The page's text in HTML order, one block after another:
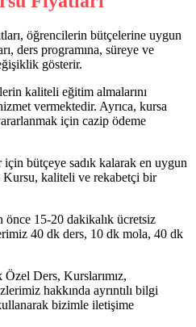
öğrencilerin bütçelerine uygun
ders programına, süreye ve
gösterir.
kaliteli eğitim almalarını
vermektedir. Ayrıca, kursa
için cazip ödeme
bütçeye sadık kalarak en uygun
Kursu, kaliteli ve rekabetçi bir
önce 15-20 dakikalık ücretsiz
40 dk ders, 10 dk mola, 40 dk
Ders, Kurslarımız,
hakkında ayrıntılı bilgi
bizimle iletişime